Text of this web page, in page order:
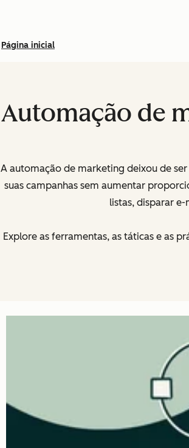
Página inicial
Automação de
A automação de marketing deixou de
suas campanhas sem aumentar
listas, disparar
Explore as ferramentas, as táticas e as